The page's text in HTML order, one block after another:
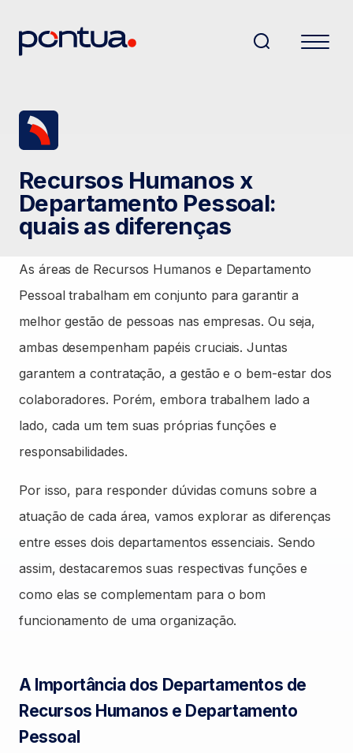
Recursos Humanos x
Departamento Pessoal:
quais as diferenças
As áreas de Recursos Humanos e Departamento
Pessoal trabalham em conjunto para garantir a
melhor gestão de pessoas nas empresas. Ou seja,
ambas desempenham papéis cruciais. Juntas
garantem a contratação, a gestão e o bem-estar dos
colaboradores. Porém, embora trabalhem lado a
lado, cada um tem suas próprias funções e
responsabilidades.
Por isso, para responder dúvidas comuns sobre a
atuação de cada área, vamos explorar as diferenças
entre esses dois departamentos essenciais. Sendo
assim, destacaremos suas respectivas funções e
como elas se complementam para o bom
funcionamento de uma organização.
A Importância dos Departamentos de
Recursos Humanos e Departamento
Pessoal